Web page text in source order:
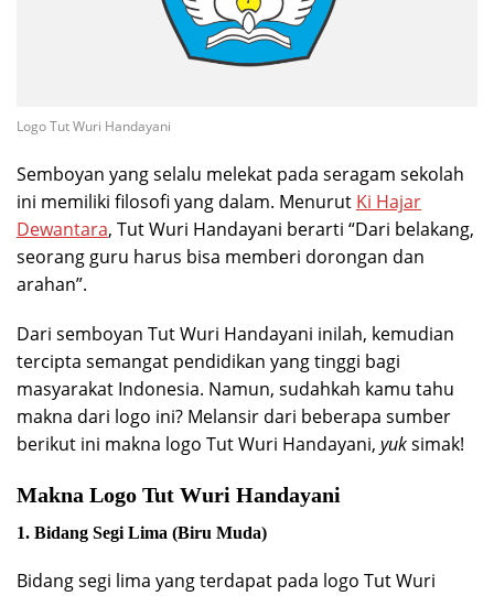
Logo Tut Wuri Handayani
Semboyan yang selalu melekat pada seragam sekolah
ini memiliki filosofi yang dalam. Menurut Ki Hajar
Dewantara, Tut Wuri Handayani berarti “Dari belakang,
seorang guru harus bisa memberi dorongan dan
arahan”.
Dari semboyan Tut Wuri Handayani inilah, kemudian
tercipta semangat pendidikan yang tinggi bagi
masyarakat Indonesia. Namun, sudahkah kamu tahu
makna dari logo ini? Melansir dari beberapa sumber
berikut ini makna logo Tut Wuri Handayani, yuksimak!
Makna Logo Tut Wuri Handayani
1. Bidang Segi Lima (Biru Muda)
Bidang segi lima yang terdapat pada logo Tut Wuri